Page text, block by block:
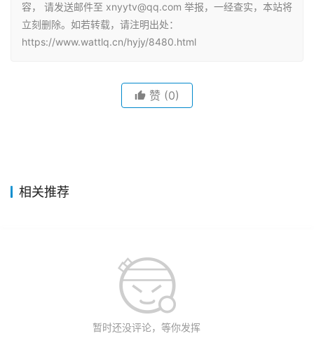
容， 请发送邮件至 xnyytv@qq.com 举报，一经查实，本站将
立刻删除。如若转载，请注明出处：
https://www.wattlq.cn/hyjy/8480.html
赞 (0)
相关推荐
暂时还没评论，等你发挥